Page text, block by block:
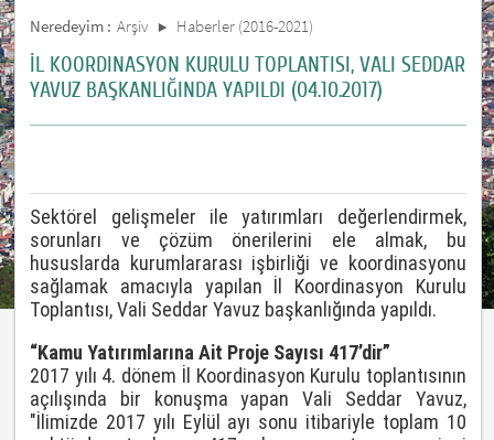
Neredeyim : Arşiv Haberler (2016-2021)
İL KOORDINASYON KURULU TOPLANTISI, VALI SEDDAR
YAVUZ BAŞKANLIĞINDA YAPILDI (04.10.2017)
Sektörel gelişmeler ile yatırımları değerlendirmek,
sorunları ve çözüm önerilerini ele almak, bu
hususlarda kurumlararası işbirliği ve koordinasyonu
sağlamak amacıyla yapılan İl Koordinasyon Kurulu
Toplantısı, Vali Seddar Yavuz başkanlığında yapıldı.
“Kamu Yatırımlarına Ait Proje Sayısı 417’dir”
2017 yılı 4. dönem İl Koordinasyon Kurulu toplantısının
açılışında bir konuşma yapan Vali Seddar Yavuz,
"İlimizde 2017 yılı Eylül ayı sonu itibariyle toplam 10